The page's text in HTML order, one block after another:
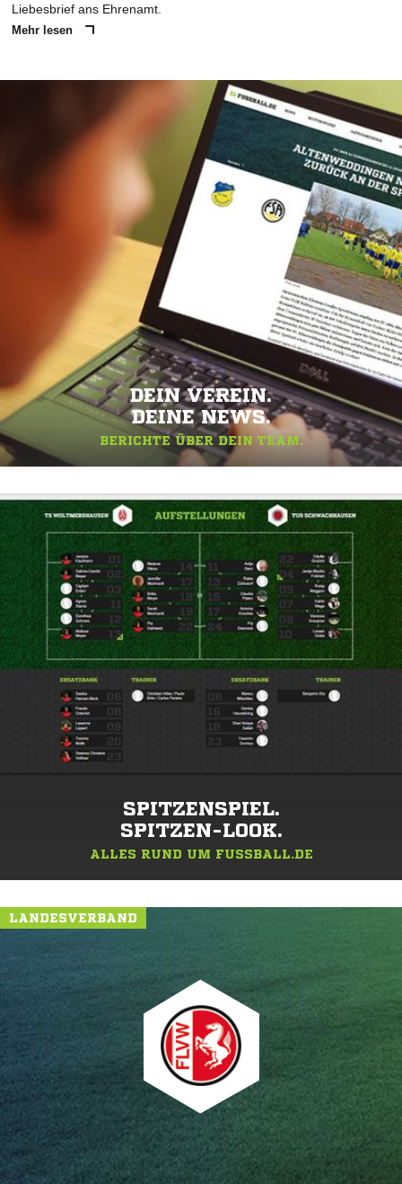
Liebesbrief ans Ehrenamt.
Mehr lesen
DEIN VEREIN.
DEINE NEWS.
BERICHTE ÜBER DEIN TEAM.
SPITZENSPIEL.
SPITZEN-LOOK.
ALLES RUND UM FUSSBALL.DE
LANDESVERBAND